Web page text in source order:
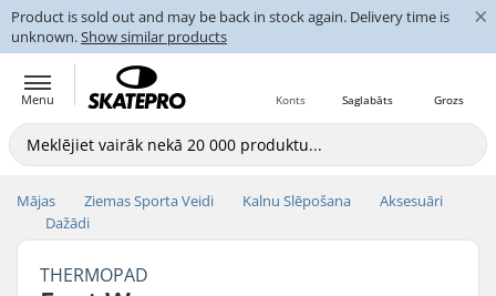
Product is sold out and may be back in stock again. Delivery time is
unknown.Show similar products
×
Menu Grozs
Saglabāts
Konts
Mājas Ziemas Sporta Veidi Kalnu Slēpošana
Aksesuāri
Dažādi
THERMOPAD